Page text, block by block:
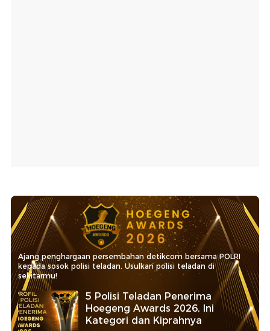
Ajang penghargaan persembahan detikcom bersama POLRI
kepada sosok polisi teladan. Usulkan polisi teladan di
sekitarmu!
5 Polisi Teladan Penerima
Hoegeng Awards 2026, Ini
Kategori dan Kiprahnya